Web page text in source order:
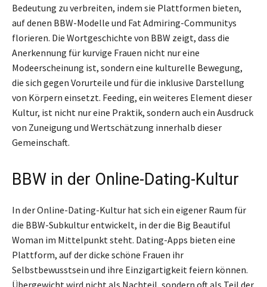
Bedeutung zu verbreiten, indem sie Plattformen bieten,
auf denen BBW-Modelle und Fat Admiring-Communitys
florieren. Die Wortgeschichte von BBW zeigt, dass die
Anerkennung für kurvige Frauen nicht nur eine
Modeerscheinung ist, sondern eine kulturelle Bewegung,
die sich gegen Vorurteile und für die inklusive Darstellung
von Körpern einsetzt. Feeding, ein weiteres Element dieser
Kultur, ist nicht nur eine Praktik, sondern auch ein Ausdruck
von Zuneigung und Wertschätzung innerhalb dieser
Gemeinschaft.
BBW in der Online-Dating-Kultur
In der Online-Dating-Kultur hat sich ein eigener Raum für
die BBW-Subkultur entwickelt, in der die Big Beautiful
Woman im Mittelpunkt steht. Dating-Apps bieten eine
Plattform, auf der dicke schöne Frauen ihr
Selbstbewusstsein und ihre Einzigartigkeit feiern können.
Übergewicht wird nicht als Nachteil, sondern oft als Teil der